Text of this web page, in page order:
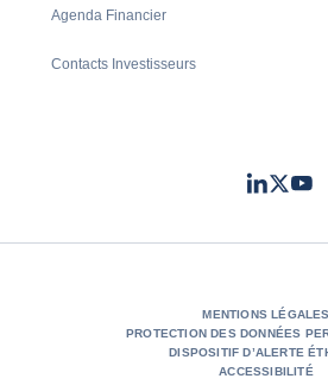
Agenda Financier
Contacts Investisseurs
LinkedIn
Twitter
MENTIONS LÉGALES
PROTECTION DES DONNÉES
DISPOSITIF D’ALERTE
ACCESSIBILITÉ